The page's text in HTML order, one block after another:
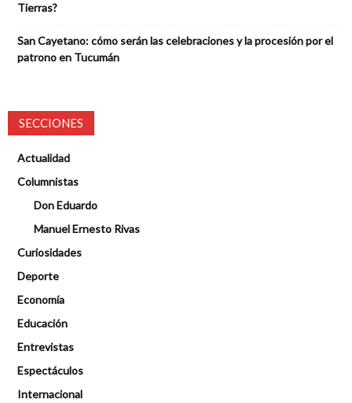
Tierras?
San Cayetano: cómo serán las celebraciones y la procesión por el
patrono en Tucumán
SECCIONES
Actualidad
Columnistas
Don Eduardo
Manuel Ernesto Rivas
Curiosidades
Deporte
Economía
Educación
Entrevistas
Espectáculos
Internacional